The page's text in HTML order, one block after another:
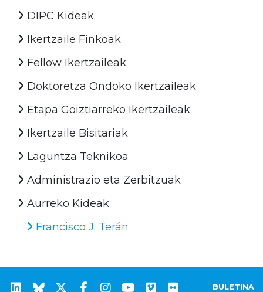
DIPC Kideak
Ikertzaile Finkoak
Fellow Ikertzaileak
Doktoretza Ondoko Ikertzaileak
Etapa Goiztiarreko Ikertzaileak
Ikertzaile Bisitariak
Laguntza Teknikoa
Administrazio eta Zerbitzuak
Aurreko Kideak
Francisco J. Terán
BULETINA